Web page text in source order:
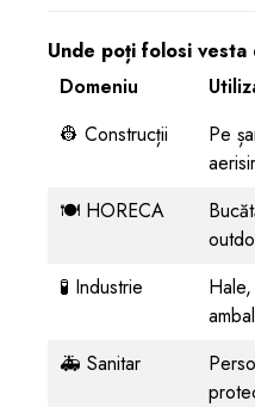
Unde poți folosi vesta
Domeniu
👷 Construcții
Pe
🍽️ HORECA
🧪 Industrie
🚑 Sanitar